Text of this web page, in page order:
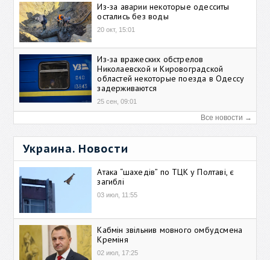
Из-за аварии некоторые одесситы
остались без воды
20 окт, 15:01
Из-за вражеских обстрелов
Николаевской и Кировоградской
областей некоторые поезда в Одессу
задерживаются
25 сен, 09:01
Все новости →
Украина. Новости
Атака “шахедів” по ТЦК у Полтаві, є
загиблі
03 июл, 11:55
Кабмін звільнив мовного омбудсмена
Креміня
02 июл, 17:25